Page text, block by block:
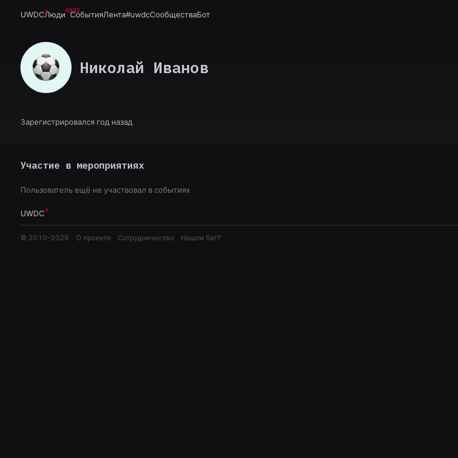
UWDCЛюди6932
СобытияЛента#uwdcСообществаБот
Николай Иванов
Зарегистрировался год назад
Участие в мероприятиях
Пользователь ещё не участвовал в событиях
UWDC
© 2010–2026 О проекте Сотрудничество Нашли баг?